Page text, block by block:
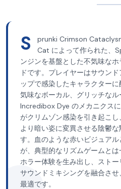
S
prunki Crimson
Cat によって作られた、
ンジンを基盤とした不気味な
ドです。プレイヤーはサウン
ップで感染したキャラクター
気味なボーカル、グリッチな
Incredibox Dye のメカニクス
がクリムゾン感染を引き起こ
より暗い姿に変異させる陰鬱
す。血のような赤いビジュア
が、典型的なリズムゲームと
ホラー体験を生み出し、スト
サウンドミキシングを融合さ
最適です。